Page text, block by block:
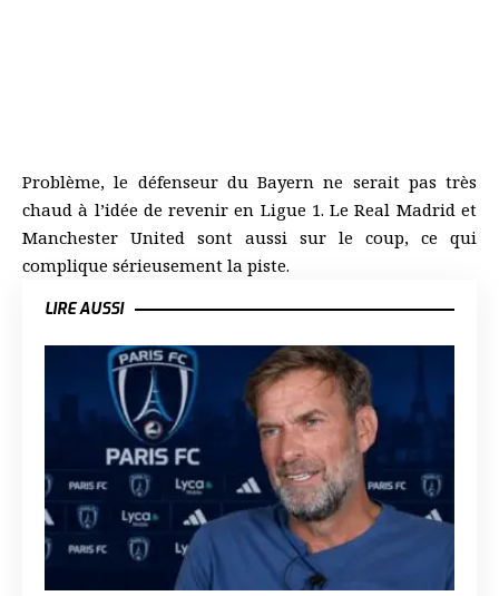
Problème, le défenseur du Bayern ne serait pas très
chaud à l’idée de revenir en Ligue 1. Le Real Madrid et
Manchester United sont aussi sur le coup, ce qui
complique sérieusement la piste.
LIRE AUSSI